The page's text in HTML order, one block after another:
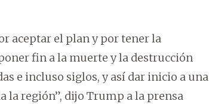
aceptar el plan y por tener la
fin a la muerte y la destrucción
e incluso siglos, y así dar inicio a una
la región”, dijo Trump a la prensa